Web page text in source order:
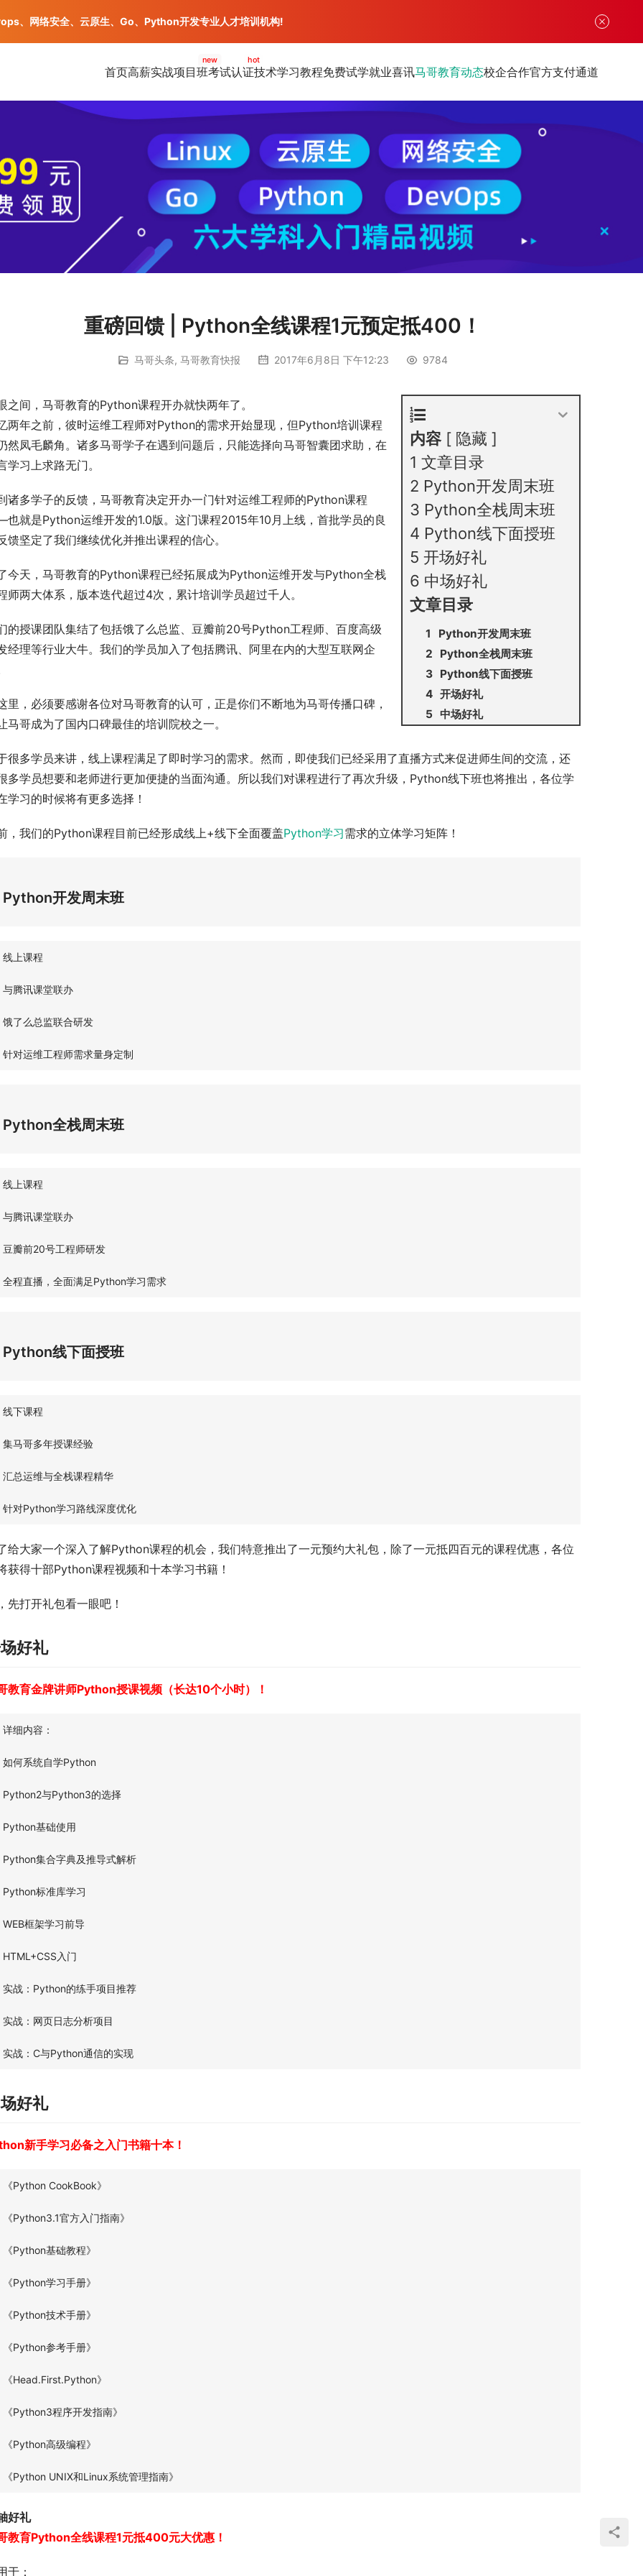
首页高薪实战项目班
new
考试认证
hot
技术学习教程免费试学就业喜讯马哥教育动态校企合作官方支付通道
重磅回馈 | Python全线课程1元预定抵400！
马哥头条, 马哥教育快报 2017年6月8日 下午12:23 9784
内容
隐藏
1 文章目录
2 Python开发周末班
3 Python全栈周末班
4 Python线下面授班
5 开场好礼
6 中场好礼
文章目录
Python开发周末班
Python全栈周末班
Python线下面授班
开场好礼
中场好礼
之间，马哥教育的Python课程开办就快两年了。
两年之前，彼时运维工程师对Python的需求开始显现，但Python培训课程
然凤毛麟角。诸多马哥学子在遇到问题后，只能选择向马哥智囊团求助，在
学习上求路无门。
诸多学子的反馈，马哥教育决定开办一门针对运维工程师的Python课程
就是Python运维开发的1.0版。这门课程2015年10月上线，首批学员的良
馈坚定了我们继续优化并推出课程的信心。
今天，马哥教育的Python课程已经拓展成为Python运维开发与Python全栈
师两大体系，版本迭代超过4次，累计培训学员超过千人。
的授课团队集结了包括饿了么总监、豆瓣前20号Python工程师、百度高级
经理等行业大牛。我们的学员加入了包括腾讯、阿里在内的大型互联网企
里，必须要感谢各位对马哥教育的认可，正是你们不断地为马哥传播口碑，
马哥成为了国内口碑最佳的培训院校之一。
很多学员来讲，线上课程满足了即时学习的需求。然而，即使我们已经采用了直播方式来促进师生间的交流，还
多学员想要和老师进行更加便捷的当面沟通。所以我们对课程进行了再次升级，Python线下班也将推出，各位学
学习的时候将有更多选择！
，我们的Python课程目前已经形成线上+线下全面覆盖Python学习需求的立体学习矩阵！
Python开发周末班
线上课程
与腾讯课堂联办
饿了么总监联合研发
针对运维工程师需求量身定制
Python全栈周末班
线上课程
与腾讯课堂联办
豆瓣前20号工程师研发
全程直播，全面满足Python学习需求
Python线下面授班
线下课程
集马哥多年授课经验
汇总运维与全栈课程精华
针对Python学习路线深度优化
给大家一个深入了解Python课程的机会，我们特意推出了一元预约大礼包，除了一元抵四百元的课程优惠，各位
获得十部Python课程视频和十本学习书籍！
先打开礼包看一眼吧！
好礼
教育金牌讲师Python授课视频（长达10个小时）！
详细内容：
如何系统自学Python
Python2与Python3的选择
Python基础使用
Python集合字典及推导式解析
Python标准库学习
WEB框架学习前导
HTML+CSS入门
实战：Python的练手项目推荐
实战：网页日志分析项目
实战：C与Python通信的实现
好礼
新手学习必备之入门书籍十本！
《Python CookBook》
《Python3.1官方入门指南》
《Python基础教程》
《Python学习手册》
《Python技术手册》
《Python参考手册》
《Head.First.Python》
《Python3程序开发指南》
《Python高级编程》
《Python UNIX和Linux系统管理指南》
好礼
教育Python全线课程1元抵400元大优惠！
于：
、网络安全、云原生、Go、Python开发专业人才培训机构!